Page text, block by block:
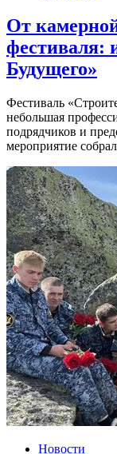
От
фестиваля:
Будущего»
Фестиваль
небольшая
подрядчиков и
мероприятие
Новости